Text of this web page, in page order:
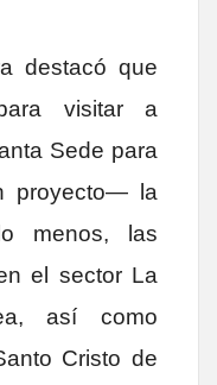
destacó que
visitar a
Sede para
proyecto— la
menos, las
el sector La
así como
Cristo de